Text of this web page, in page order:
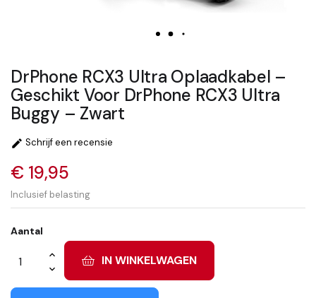
DrPhone RCX3 Ultra Oplaadkabel –
Geschikt Voor DrPhone RCX3 Ultra
Buggy – Zwart
 Schrijf een recensie
€ 19,95
Inclusief belasting
Aantal
IN WINKELWAGEN